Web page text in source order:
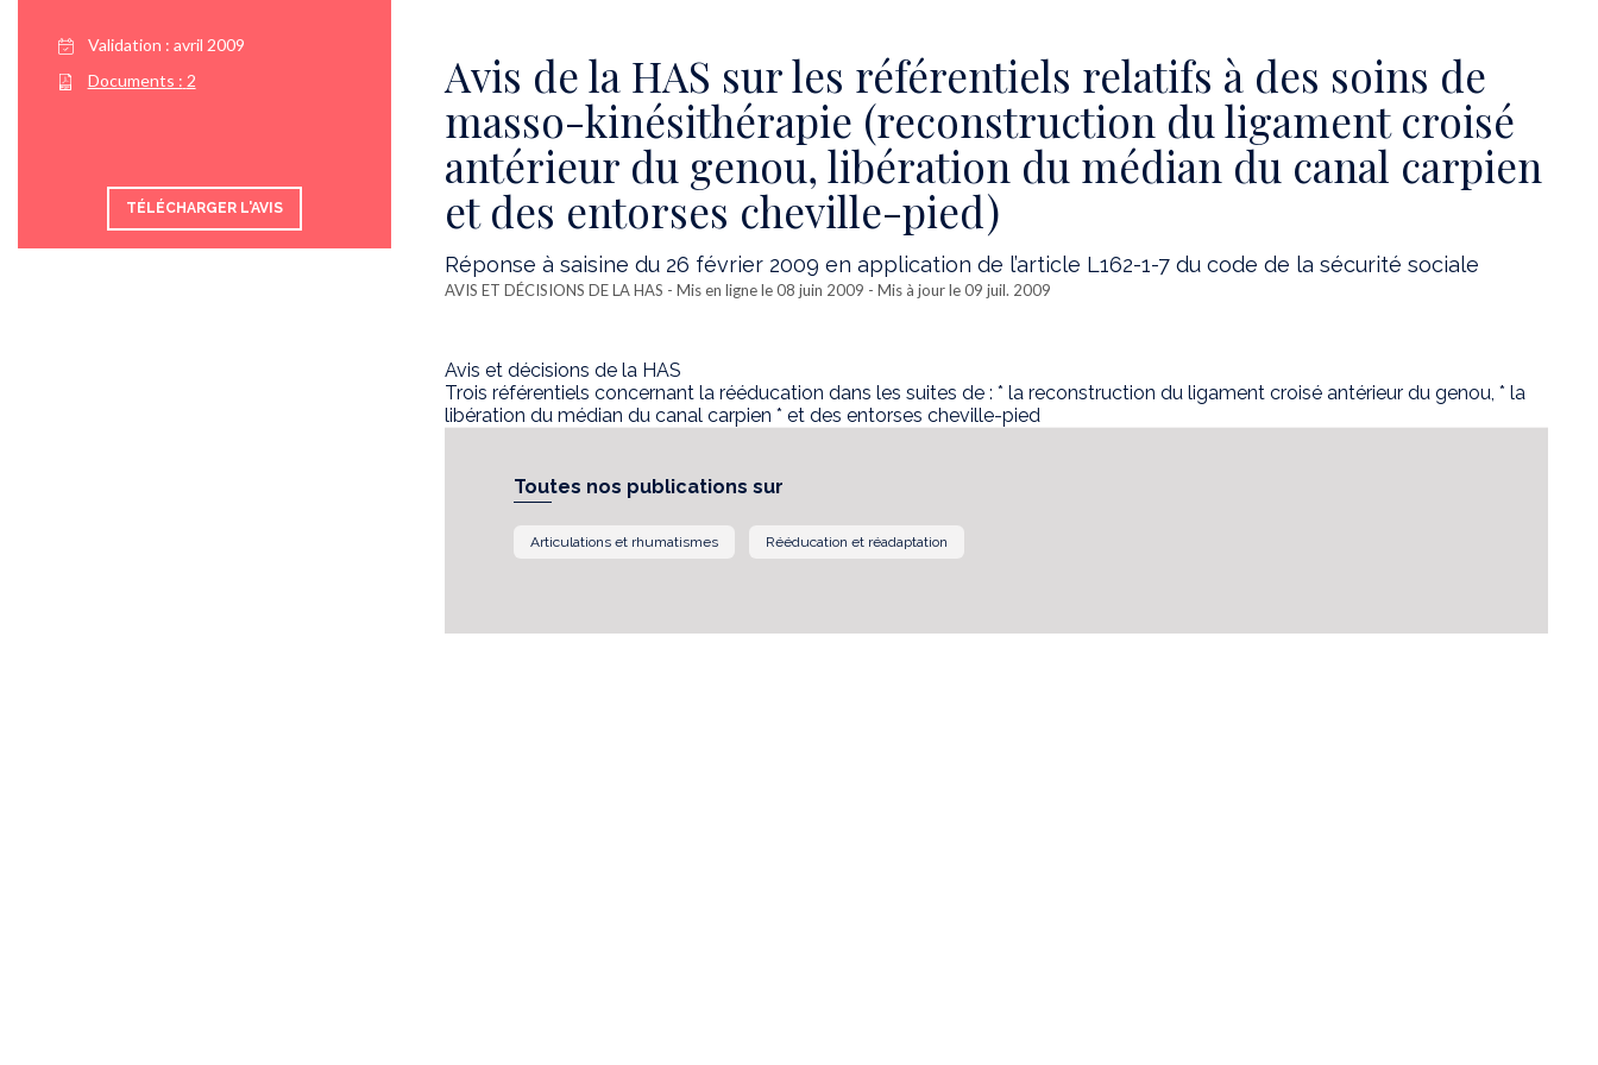
Validation : avril 2009
Documents : 2
TÉLÉCHARGER L'AVIS
Avis de la HAS sur les référentiels relatifs à des soins de
masso-kinésithérapie (reconstruction du ligament croisé
antérieur du genou, libération du médian du canal carpien
et des entorses cheville-pied)
Réponse à saisine du 26 février 2009 en application de l’article L162-1-7 du code de la sécurité sociale
AVIS ET DÉCISIONS DE LA HAS - Mis en ligne le 08 juin 2009 - Mis à jour le 09 juil. 2009
Avis et décisions de la HAS
Trois référentiels concernant la rééducation dans les suites de : * la reconstruction du ligament croisé antérieur du genou, * la
libération du médian du canal carpien * et des entorses cheville-pied
Toutes nos publications sur
Articulations et rhumatismes Rééducation et réadaptation